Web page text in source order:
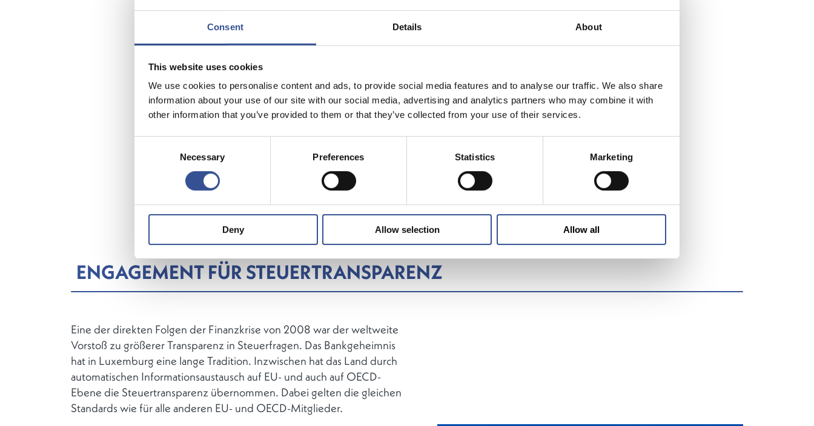
Consent Details About
This website uses cookies
We use cookies to personalise content and ads, to provide social media features and to analyse our traffic. We also share
information about your use of our site with our social media, advertising and analytics partners who may combine it with
other information that you’ve provided to them or that they’ve collected from your use of their services.
Necessary Preferences Statistics Marketing
Deny Allow selection Allow all
gewährleisten. Die Finanzkrise von 2008 und die sich daraus ergebende
Staatsschuldenkrise haben gezeigt, dass Luxemburg als glaubwürdiger
Finanzplatz angesehen werden kann. Die Coronakrise hat einmal mehr
verdeutlicht, wie wichtig Belastbarkeit und Nachhaltigkeit für eine gute
Regierung sind.
ENGAGEMENT FÜR STEUERTRANSPARENZ
Eine der direkten Folgen der Finanzkrise von 2008 war der weltweite
Vorstoß zu größerer Transparenz in Steuerfragen. Das Bankgeheimnis
hat in Luxemburg eine lange Tradition. Inzwischen hat das Land durch
automatischen Informationsaustausch auf EU- und auch auf OECD-
Ebene die Steuertransparenz übernommen. Dabei gelten die gleichen
Standards wie für alle anderen EU- und OECD-Mitglieder.